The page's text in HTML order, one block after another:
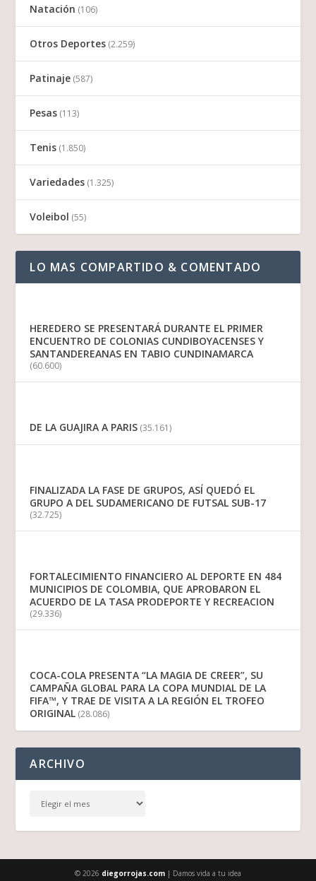
Natación (106)
Otros Deportes (2.259)
Patinaje (587)
Pesas (113)
Tenis (1.850)
Variedades (1.325)
Voleibol (55)
LO MAS COMPARTIDO & COMENTADO
HEREDERO SE PRESENTARÁ DURANTE EL PRIMER
ENCUENTRO DE COLONIAS CUNDIBOYACENSES Y
SANTANDEREANAS EN TABIO CUNDINAMARCA
(60.600)
DE LA GUAJIRA A PARIS (35.161)
FINALIZADA LA FASE DE GRUPOS, ASÍ QUEDÓ EL
GRUPO A DEL SUDAMERICANO DE FUTSAL SUB-17
(32.725)
FORTALECIMIENTO FINANCIERO AL DEPORTE EN 484
MUNICIPIOS DE COLOMBIA, QUE APROBARON EL
ACUERDO DE LA TASA PRODEPORTE Y RECREACION
(29.336)
COCA-COLA PRESENTA “LA MAGIA DE CREER”, SU
CAMPAÑA GLOBAL PARA LA COPA MUNDIAL DE LA
FIFA™, Y TRAE DE VISITA A LA REGIÓN EL TROFEO
ORIGINAL (28.086)
ARCHIVO
© 2026 diegorrojas.com | Damos vida a tu idea